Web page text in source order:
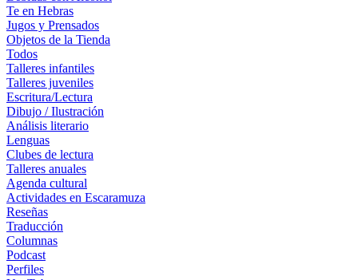
Te en Hebras
Jugos y Prensados
Objetos de la Tienda
Todos
Talleres infantiles
Talleres juveniles
Escritura/Lectura
Dibujo / Ilustración
Análisis literario
Lenguas
Clubes de lectura
Talleres anuales
Agenda cultural
Actividades en Escaramuza
Reseñas
Traducción
Columnas
Podcast
Perfiles